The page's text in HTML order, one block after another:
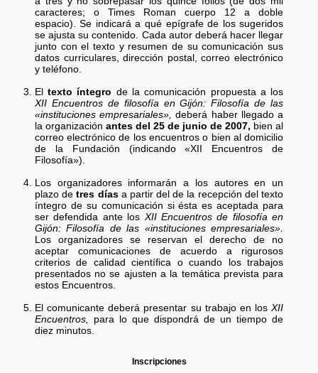
caracteres; o Times Roman cuerpo 12 a doble
espacio). Se indicará a qué epígrafe de los sugeridos
se ajusta su contenido. Cada autor deberá hacer llegar
junto con el texto y resumen de su comunicación sus
datos curriculares, dirección postal, correo electrónico
y teléfono.
Eltexto íntegro de la comunicación propuesta a los
XII Encuentros de filosofía en Gijón: Filosofía de las
«instituciones empresariales», deberá haber llegado a
la organización antes del 25 de junio de 2007, bien al
correo electrónico de los encuentros o bien al domicilio
de la Fundación (indicando «XII Encuentros de
Filosofía»).
Los organizadores informarán a los autores en un
plazo detres díasa partir del de la recepción del texto
íntegro de su comunicación si ésta es aceptada para
ser defendida ante los XII Encuentros de filosofía en
Gijón: Filosofía de las «instituciones empresariales».
Los organizadores se reservan el derecho de no
aceptar comunicaciones de acuerdo a rigurosos
criterios de calidad científica o cuando los trabajos
presentados no se ajusten a la temática prevista para
estos Encuentros.
El comunicante deberá presentar su trabajo en losXII
Encuentros,
para lo que dispondrá de un tiempo de
diez minutos.
Inscripciones